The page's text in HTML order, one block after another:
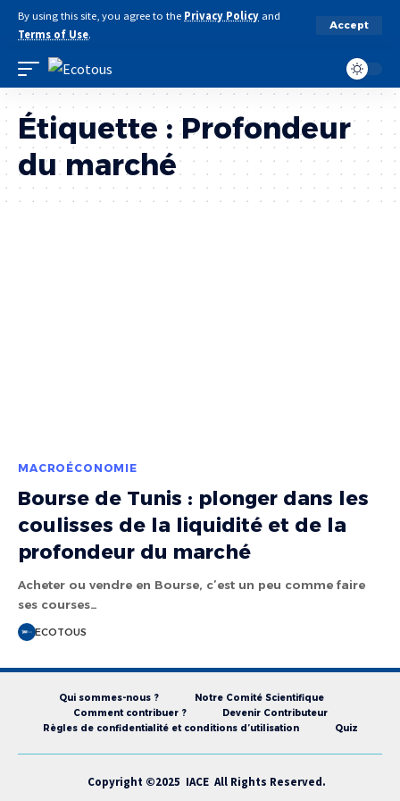
By using this site, you agree to the Privacy Policy and
Terms of Use.
Accept
Étiquette :Profondeur
du marché
MACROÉCONOMIE
Bourse de Tunis : plonger dans les
coulisses de la liquidité et de la
profondeur du marché
Acheter ou vendre en Bourse, c’est un peu comme faire
ses courses…
ECOTOUS
Qui sommes-nous ?
Notre Comité Scientifique
Comment contribuer ?
Devenir Contributeur
Règles de confidentialité et conditions d’utilisation
Quiz
Copyright ©2025 IACE All Rights Reserved.